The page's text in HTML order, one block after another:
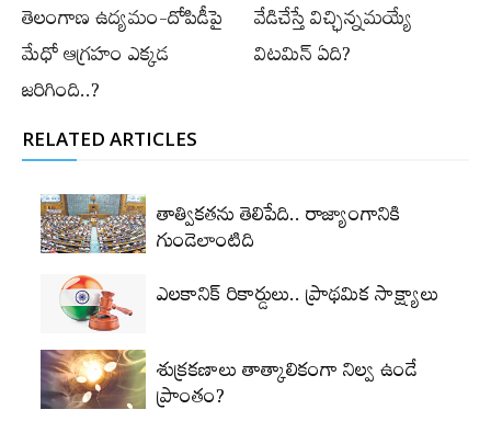
తెలంగాణ ఉద్యమం-దోపిడీపై
మేధో ఆగ్రహం ఎక్కడ
జరిగింది..?
వేడిచేస్తే విచ్ఛిన్నమయ్యే
విటమిన్ ఏది?
RELATED ARTICLES
తాత్వికతను తెలిపేది.. రాజ్యాంగానికి
గుండెలాంటిది
ఎలకానిక్‌ రికార్డులు.. ప్రాథమిక సాక్ష్యాలు
శుక్రకణాలు తాత్కాలికంగా నిల్వ ఉండే
ప్రాంతం?